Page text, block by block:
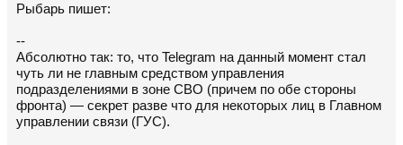
Рыбарь пишет:
--
Абсолютно так: то, что Telegram на данный момент стал
чуть ли не главным средством управления
подразделениями в зоне СВО (причем по обе стороны
фронта) — секрет разве что для некоторых лиц в Главном
управлении связи (ГУС).